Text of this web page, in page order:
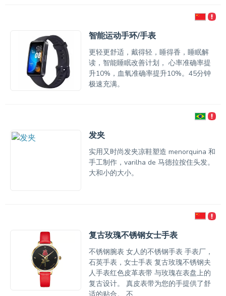
智能运动手环/手表
更轻更舒适，戴得轻，睡得香，睡眠解
读，智能睡眠改善计划， 心率准确率提
升10%，血氧准确率提升10%。45分钟
极速充满。
发夹
实用又时尚发夹凉鞋塑造 menorquina 和
手工制作，varilha de 马德拉按住头发。
大和小的大小。
复古玫瑰不锈钢女士手表
不锈钢腕表 女人的不锈钢手表 手表厂，
石英手表，女士手表 复古玫瑰不锈钢夫
人手表红色皮革表带 与玫瑰在表盘上的
复古设计。 真皮表带为您的手提供了舒
适的贴合。 不